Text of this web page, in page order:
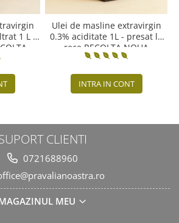
1 L -
Ulei de masline extravirgin
0.3% aciditate 1L - presat la
rece RECOLTA NOUA
INTRA IN CONT
CLIENTI
0721688960
MEU